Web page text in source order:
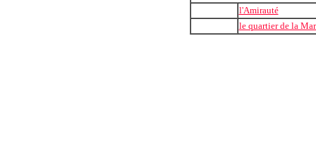
l'Amirauté
le quartier de la